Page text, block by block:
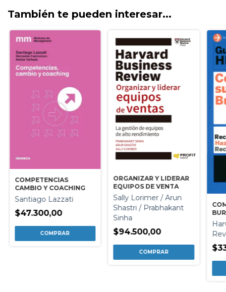
También te pueden interesar...
COMPETENCIAS
CAMBIO Y COACHING
Santiago Lazzati
$47.300,00
ORGANIZAR Y LIDERAR
EQUIPOS DE VENTA
Sally Lorimer / Arun
Shastri / Prabhakant
Sinha
$94.500,00